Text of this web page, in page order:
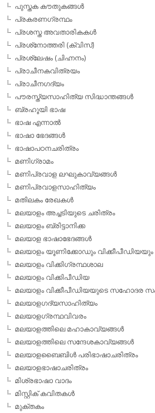
പുസ്തക കൗതുകങ്ങള്‍
പ്രകരണഗ്രന്ഥം
പ്രശസ്ത അവതാരികകള്‍
പ്രശ്‌നോത്തരി (ക്വിസ്)
പ്രശ്ലേഷം (ചിഹ്നനം)
പ്രാചീനകവിത്രയം
പ്രാചീനഗദ്യം
പൗരസ്ത്യസാഹിത്യ സിദ്ധാന്തങ്ങള്‍
ബ്രഹൂയി ഭാഷ
ഭാഷ എന്നാല്‍
ഭാഷാ ഭേദങ്ങള്‍
ഭാഷാപഠനചരിത്രം
മണിഗ്രാമം
മണിപ്രവാള ലഘുകാവ്യങ്ങള്‍
മണിപ്രവാളസാഹിത്യം
മതിലകം രേഖകള്‍
മലയാളം അച്ചടിയുടെ ചരിത്രം
മലയാളം ബ്രിട്ടാനിക്ക
മലയാള ഭാഷാഭേദങ്ങള്‍
മലയാളം യൂണിക്കോഡും വിക്കീപീഡിയയും
മലയാളം വിക്കിഗ്രന്ഥശാല
മലയാളം വിക്കിപീഡിയ
മലയാളം വിക്കീപീഡിയയുടെ സഹോദര
മലയാളഗദ്യസാഹിത്യം
മലയാളഗ്രന്ഥവിവരം
മലയാളത്തിലെ മഹാകാവ്യങ്ങള്‍
മലയാളത്തിലെ സന്ദേശകാവ്യങ്ങള്‍
മലയാളബൈബിള്‍ പരിഭാഷാചരിത്രം
മലയാളഭാഷാചരിത്രം
മിശ്രഭാഷാ വാദം
മിസ്റ്റിക് കവിതകള്‍
മുക്തകം